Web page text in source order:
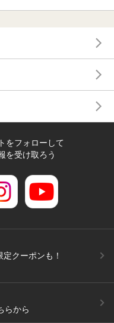
をフォローして
を受け取ろう
クーポンも！
らから